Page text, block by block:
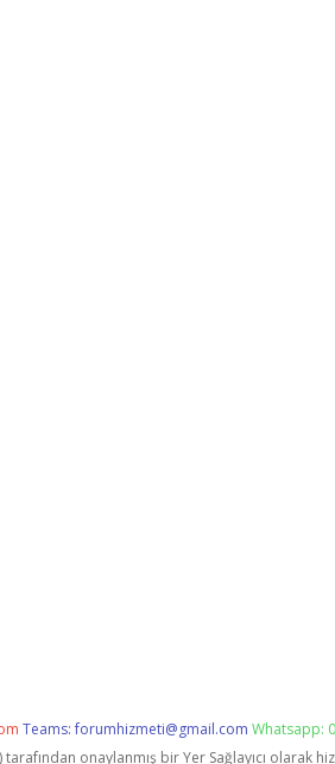
Teams:forumhizmeti@gmail.com Whatsapp:
tarafından onaylanmış bir Yer Sağlayıcı